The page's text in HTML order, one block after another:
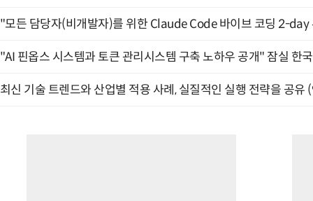
"모든 담당자(비개발자)를 위한 Claude Code 바이브 코딩 2-
"AI 핀옵스 시스템과 토큰 관리시스템 구축 노하우 공개" 잠실 한
최신 기술 트렌드와 산업별 적용 사례, 실질적인 실행 전략을 공유